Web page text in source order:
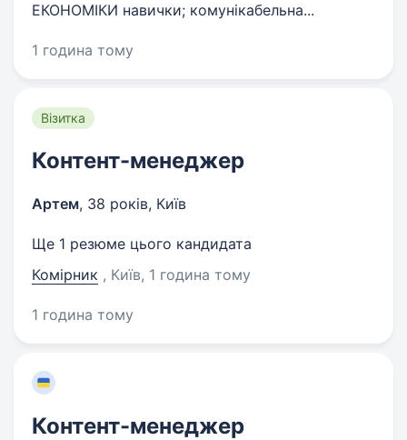
ЕКОНОМІКИ навички; комунікабельна...
1 година тому
Візитка
Контент-менеджер
Артем, 38 років, Київ
Ще 1 резюме цього кандидата
Комірник , Київ, 1 година тому
1 година тому
Контент-менеджер